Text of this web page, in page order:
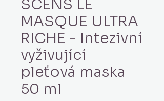
SCENS LE
MASQUE ULTRA
RICHE - Intezivní
vyživující
pleťová maska
50 ml